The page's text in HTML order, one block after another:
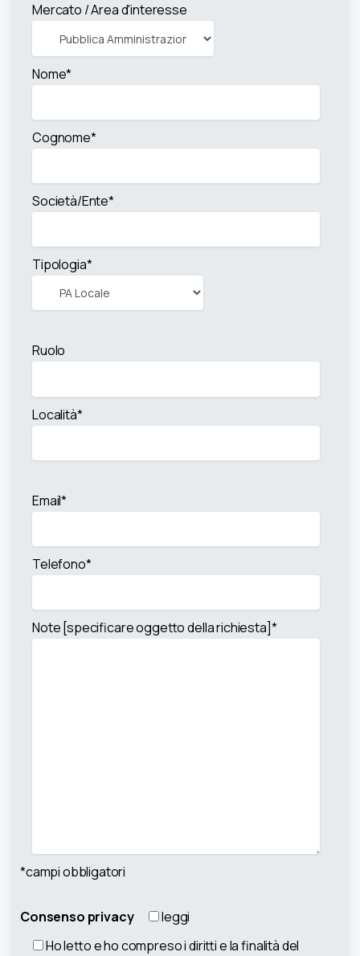
Mercato / Area d'interesse
Nome*
Cognome*
Società/Ente*
Tipologia*
Ruolo
Località*
Email*
Telefono*
Note [specificare oggetto della richiesta]*
*campi obbligatori
Consenso privacy
leggi
Ho letto e ho compreso i diritti e la finalità del